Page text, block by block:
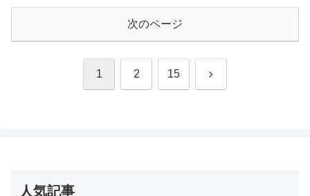
次のページ
1 2 15 次
人気記事